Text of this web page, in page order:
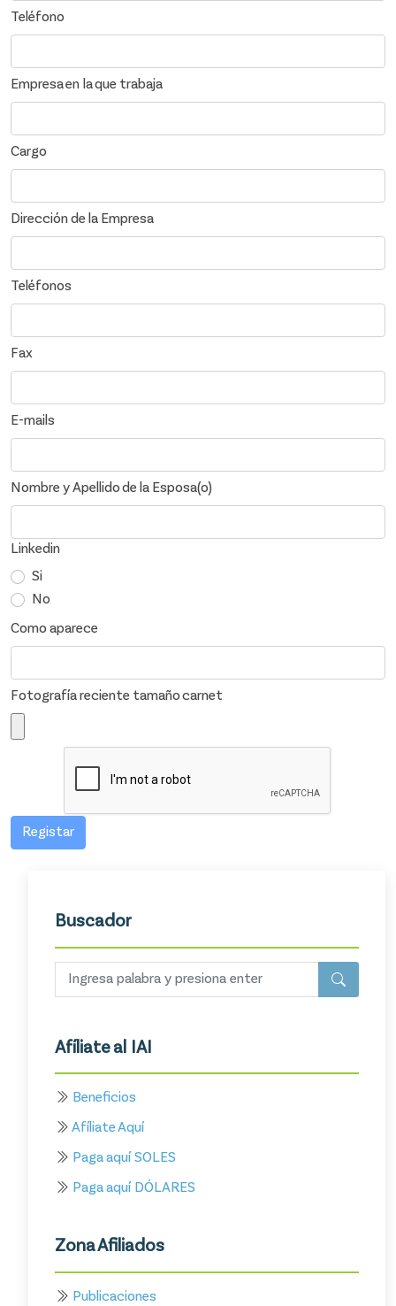
Teléfono
Empresa en la que trabaja
Cargo
Dirección de la Empresa
Teléfonos
Fax
E-mails
Nombre y Apellido de la Esposa(o)
Linkedin
Si
No
Como aparece
Fotografía reciente tamaño carnet
Registar
Buscador
Afíliate al IAI
Beneficios
Afíliate Aquí
Paga aquí SOLES
Paga aquí DÓLARES
Zona Afiliados
Publicaciones